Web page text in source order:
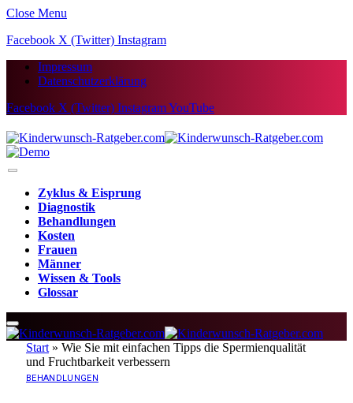
Close Menu
Facebook X (Twitter) Instagram
Impressum
Datenschutzerklärung
Facebook X (Twitter) InstagramYouTube
Zyklus & Eisprung
Diagnostik
Behandlungen
Kosten
Frauen
Männer
Wissen & Tools
Glossar
Start » Wie Sie mit einfachen Tipps die Spermienqualität
und Fruchtbarkeit verbessern
BEHANDLUNGEN